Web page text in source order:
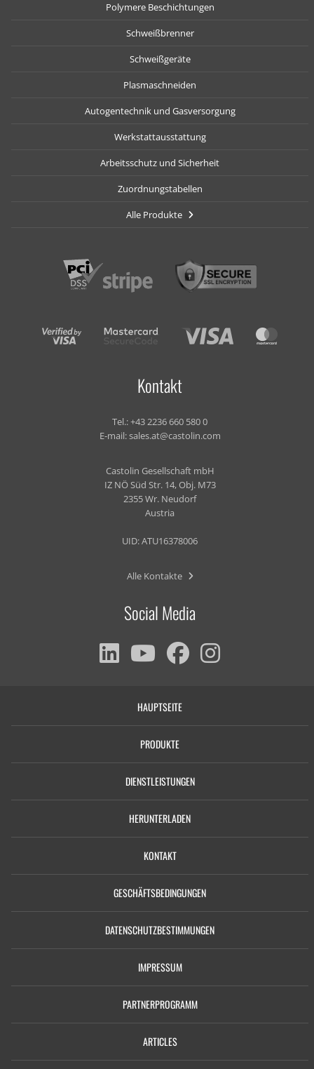
Polymere Beschichtungen
Schweißbrenner
Schweißgeräte
Plasmaschneiden
Autogentechnik und Gasversorgung
Werkstattausstattung
Arbeitsschutz und Sicherheit
Zuordnungstabellen
Alle Produkte
Kontakt
Tel.:+43 2236 660 580 0
E-mail:sales.at@castolin.com
Castolin Gesellschaft mbH
IZ NÖ Süd Str. 14, Obj. M73
2355 Wr. Neudorf
Austria
UID: ATU16378006
Alle Kontakte
Social Media
HAUPTSEITE
PRODUKTE
DIENSTLEISTUNGEN
HERUNTERLADEN
KONTAKT
GESCHÄFTSBEDINGUNGEN
DATENSCHUTZBESTIMMUNGEN
IMPRESSUM
PARTNERPROGRAMM
ARTICLES